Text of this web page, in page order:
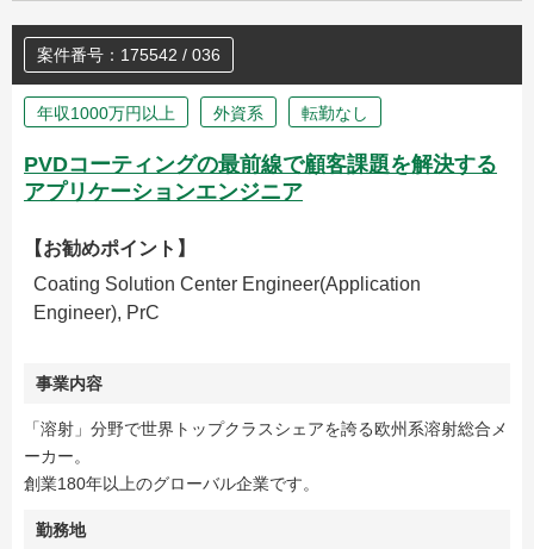
案件番号：175542 / 036
年収1000万円以上 外資系 転勤なし
PVDコーティングの最前線で顧客課題を解決する
アプリケーションエンジニア
【お勧めポイント】
Coating Solution Center Engineer(Application
Engineer), PrC
事業内容
「溶射」分野で世界トップクラスシェアを誇る欧州系溶射総合メ
ーカー。
創業180年以上のグローバル企業です。
勤務地